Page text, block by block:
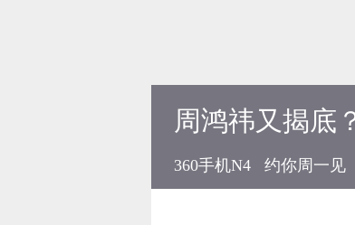
周鸿祎又揭底
360手机N4 约你周一见